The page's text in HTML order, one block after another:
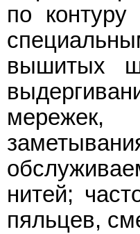
по
вышитых
мережек,
нитей;
пяльцев,